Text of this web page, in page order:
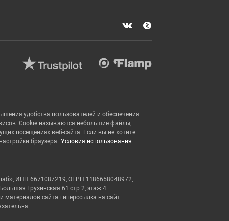
удобства пользователей и обеспечения
Cookie называются небольшие файлы,
посещениях веб-сайта. Если вы не хотите
браузера. Условия использования.
ИНН 6671087219, ОГРН 1186658048972,
Грузинская 61 стр 2, этаж 4
материалов сайта гиперссылка на сайт